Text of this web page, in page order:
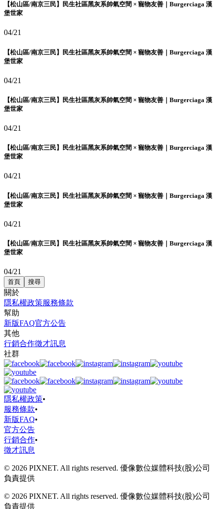
【松山區/南京三民】民生社區黑灰系帥氣空間 × 寵物友善｜Burgerciaga 漢
堡世家
04/21
【松山區/南京三民】民生社區黑灰系帥氣空間 × 寵物友善｜Burgerciaga 漢
堡世家
04/21
【松山區/南京三民】民生社區黑灰系帥氣空間 × 寵物友善｜Burgerciaga 漢
堡世家
04/21
【松山區/南京三民】民生社區黑灰系帥氣空間 × 寵物友善｜Burgerciaga 漢
堡世家
04/21
【松山區/南京三民】民生社區黑灰系帥氣空間 × 寵物友善｜Burgerciaga 漢
堡世家
04/21
【松山區/南京三民】民生社區黑灰系帥氣空間 × 寵物友善｜Burgerciaga 漢
堡世家
04/21
首頁 搜尋
關於
隱私權政策服務條款
幫助
新版FAQ官方公告
其他
行銷合作徵才訊息
社群
隱私權政策•
服務條款•
新版FAQ•
官方公告
行銷合作•
徵才訊息
© 2026 PIXNET. All rights reserved. 優像數位媒體科技(股)公司
負責提供
© 2026 PIXNET. All rights reserved. 優像數位媒體科技(股)公司
負責提供